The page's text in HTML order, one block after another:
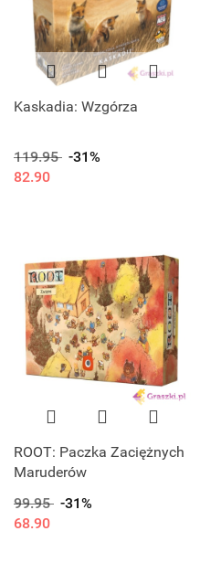
Kaskadia: Wzgórza
119.95 -31%
82.90
ROOT: Paczka Zaciężnych
Maruderów
99.95 -31%
68.90